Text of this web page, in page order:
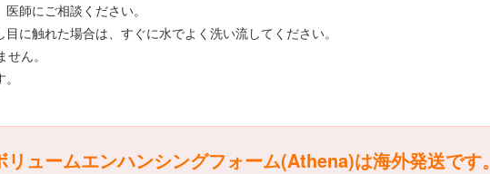
師にご相談ください。
に触れた場合は、すぐに水でよく洗い流してください。
ん。
リュームエンハンシングフォーム(Athena)は海外発送です。